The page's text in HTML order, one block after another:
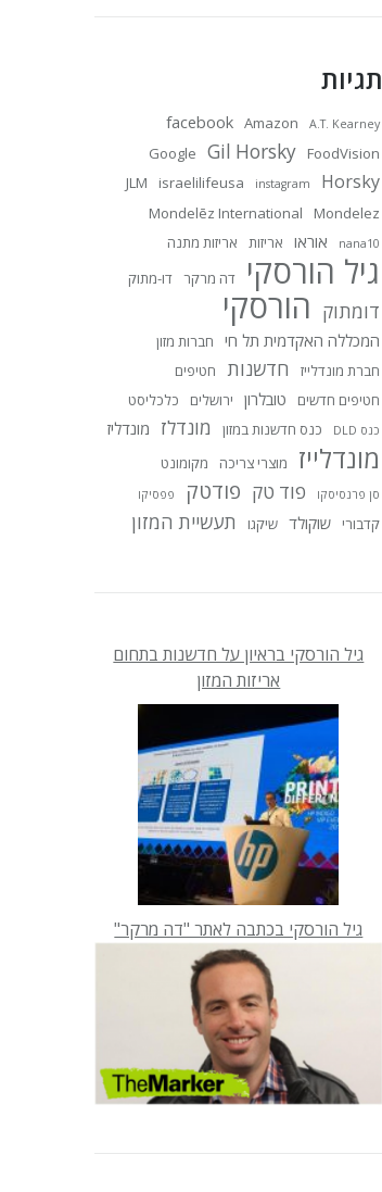
תגיות
A.T. Kearney
Amazon
facebook
FoodVision
Gil Horsky
Google
Horsky
instagram
israelilifeusa
JLM
Mondelez
Mondelēz International
nana10 אוראו אריזות אריזות מתנה
גיל הורסקי דה מרקר דו-מתוק
דומתוק הורסקי
המכללה האקדמית תל חי
חברות מזון
חברת מונדלייז
חדשנות
חטיפים
חטיפים חדשים
טובלרון ירושלים כלכליסט
כנס DLD כנס חדשנות במזון מונדלז מונדליז
מונדלייז מוצרי צריכה מקומונט
סן פרנסיסקו פוד טק פודטק פפסיקו
קדבורי שוקולד שיקגו תעשיית המזון
גיל הורסקי בראיון על חדשנות בתחום
אריזות המזון
גיל הורסקי בכתבה לאתר "דה מרקר"